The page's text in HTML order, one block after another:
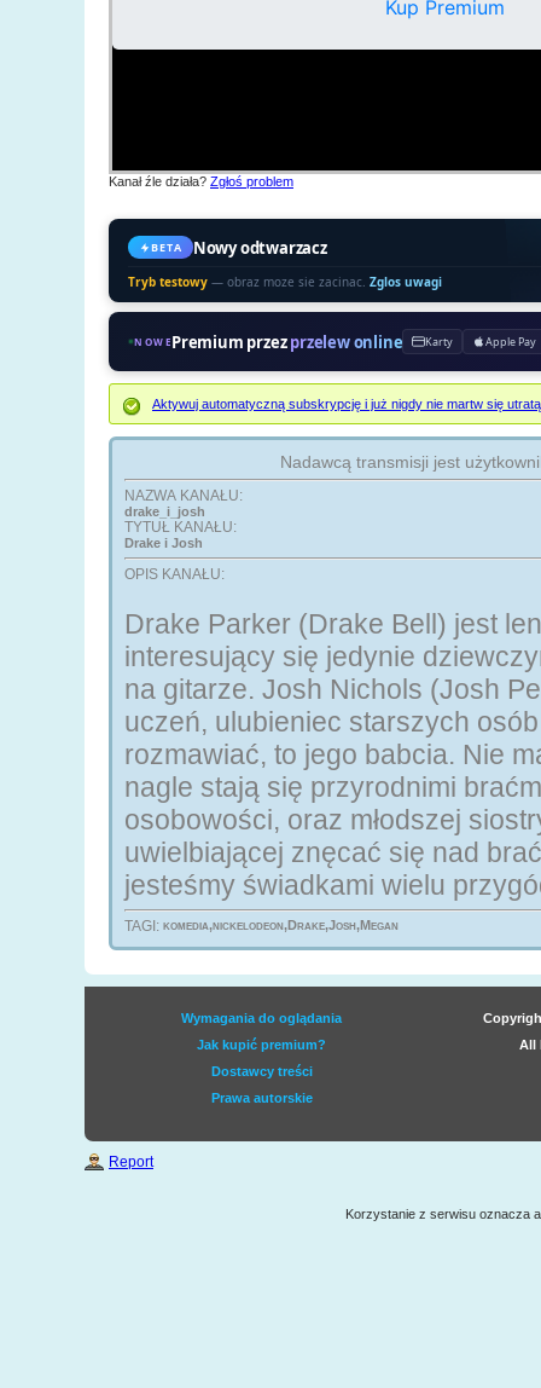
Kanał źle działa? Zgłoś problem
BETA Nowy odtwarzacz
Tryb testowy — obraz moze sie zacinac. Zglos uwagi
NOWEPremium przezprzelew online Karty Apple Pay
Aktywuj automatyczną subskrypcję i już nigdy nie martw się
Nadawcą transmisji jest
NAZWA KANAŁU:
drake_i_josh
TYTUŁ KANAŁU:
Drake i Josh
OPIS KANAŁU:
Drake Parker (Drake Bell) jest
interesujący się jedynie
na gitarze. Josh Nichols (Josh
uczeń, ulubieniec starszych
rozmawiać, to jego babcia. Nie
nagle stają się przyrodnimi
osobowości, oraz młodszej
uwielbiającej znęcać się nad
jesteśmy świadkami wielu
TAGI: komedia,nickelodeon,Drake,Josh,Megan
Wymagania do oglądania
Jak kupić premium?
Dostawcy treści
Prawa autorskie
All
Report
Korzystanie z serwisu oznacza